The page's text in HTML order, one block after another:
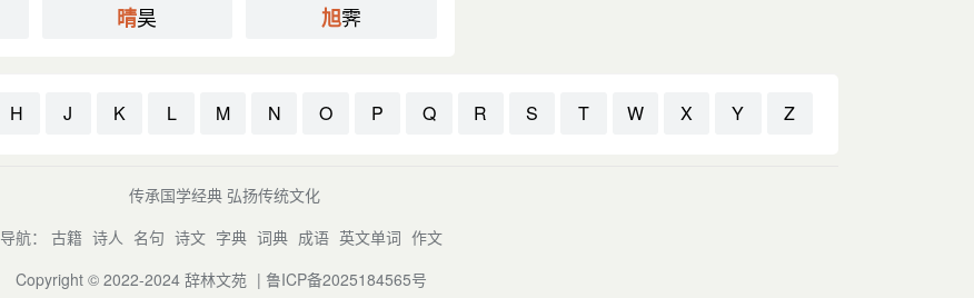
晴昊 旭霁
H J K L M N O P Q R S T W X Y Z
传承国学经典 弘扬传统文化
导航： 古籍 诗人 名句 诗文 字典 词典 成语 英文单词 作文
Copyright © 2022-2024 辞林文苑 | 鲁ICP备2025184565号